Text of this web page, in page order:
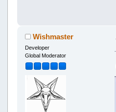
Wishmaster
Developer
Global Moderator